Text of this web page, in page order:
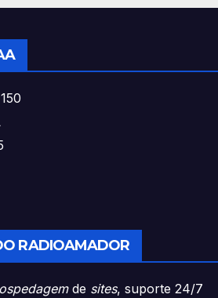
RADIOAMADOR
de sites, suporte 24/7